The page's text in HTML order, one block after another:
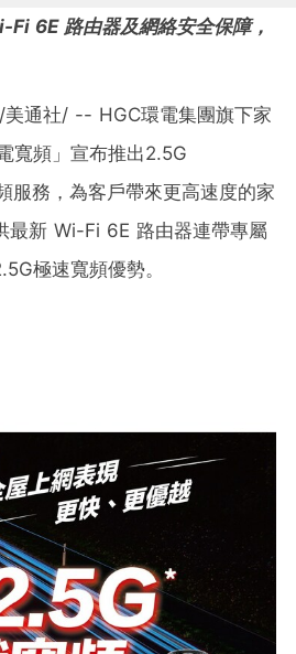
Fi 6E 路由器及網絡安全保障，
/美通社/ -- HGC環電集團旗下家
寬頻」宣布推出2.5G
務，為客戶帶來更高速度的家
最新 Wi-Fi 6E 路由器連帶專屬
極速寬頻優勢。